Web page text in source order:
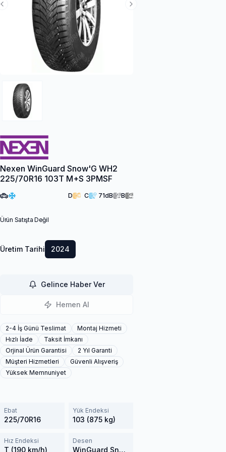
Next Slide
Previous Slide
Nexen WinGuard Snow'G WH2
225/70R16 103T M+S 3PMSF
D C 71dB B
Ürün Satışta Değil
Üretim Tarihi 2024
Gelince Haber Ver
Hemen Al
2-4 İş Günü Teslimat
Montaj Hizmeti
Hızlı İade
Taksit İmkanı
Orjinal Ürün Garantisi
2 Yıl Garanti
Müşteri Hizmetleri
Güvenli Alışveriş
Yüksek Memnuniyet
Ebat
225/70R16
Yük Endeksi
103 (875 kg)
Hız Endeksi
T (190 km/h)
Desen
WinGuard Snow'G WH2